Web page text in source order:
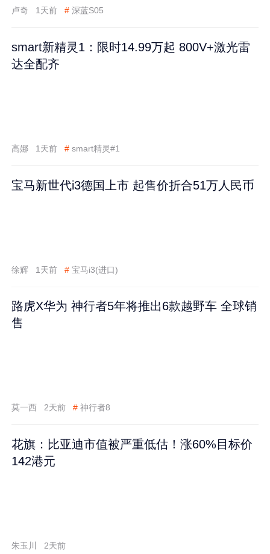
卢奇 1天前 # 深蓝S05
smart新精灵1：限时14.99万起 800V+激光雷
达全配齐
高娜 1天前 # smart精灵#1
宝马新世代i3德国上市 起售价折合51万人民币
徐辉 1天前 # 宝马i3(进口)
路虎X华为 神行者5年将推出6款越野车 全球销
售
莫一西 2天前 # 神行者8
花旗：比亚迪市值被严重低估！涨60%目标价
142港元
朱玉川 2天前